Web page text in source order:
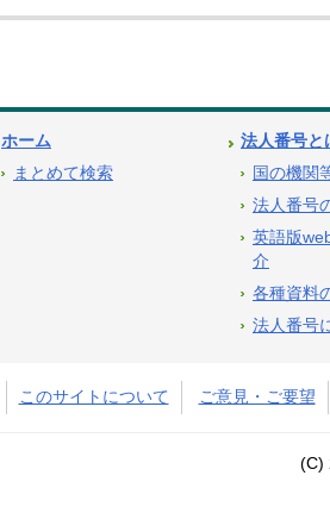
ホーム
まとめて検索
法人番号と
国の機関
法人番号
英語版
介
各種資料
法人番号
このサイトについて ご意見・ご要望
(C)